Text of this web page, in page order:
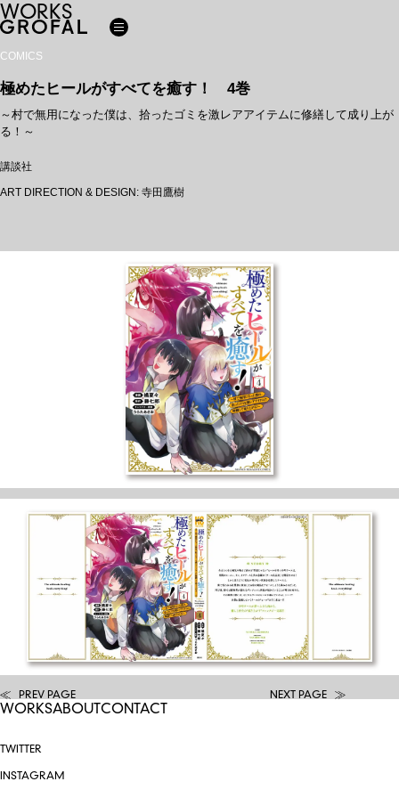
WORKS
COMICS
極めたヒールがすべてを癒す！ 4巻
～村で無用になった僕は、拾ったゴミを激レアアイテムに修繕して成り上が
る！～
講談社
ART DIRECTION & DESIGN: 寺田鷹樹
PREV PAGE NEXT PAGE
WORKSABOUT CONTACT
TWITTER
INSTAGRAM